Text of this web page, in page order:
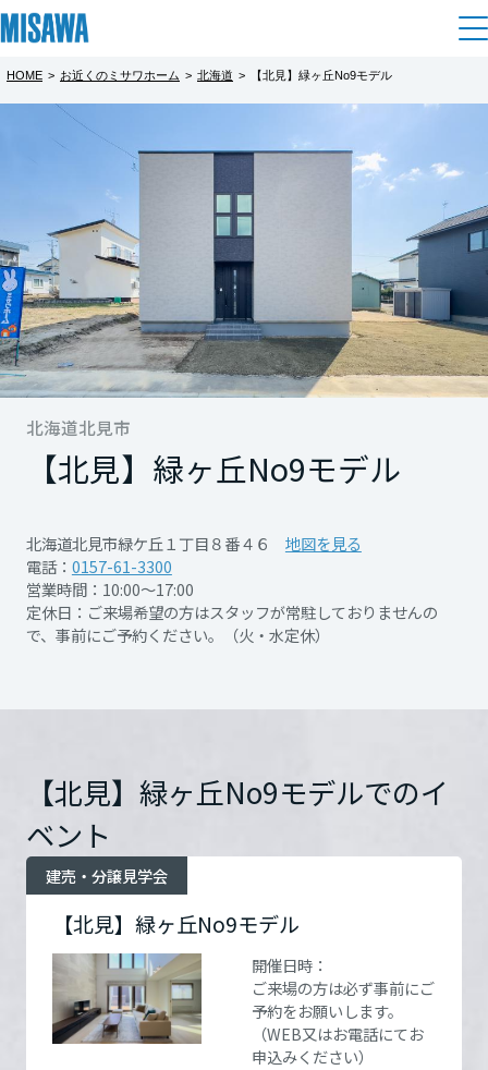
住まい
[注文住宅]
商品ラインアップ
デザイン
テクノロジー（住まいの性能）
建築事例・建築実例
デザイナーズギャラリー
インテリア
買う
分譲マンション検索
[MISAWA RELAY]
住まいの売却
これから住まいをご検討の方
土地活用
個人のお客さま
賃貸住宅
賃貸併用住宅
店舗・各種施設
土地活用モデルルーム見学
法人のお客さま
企業不動産活用（CRE）戦略
これから土地活用・賃貸経営をご検討の方
土地活用の基礎から長期安定経営を目指すオーナー様まで、賃貸経営
に役立つ多彩な情報を幅広くお届けします。
ホームラウンジ 土地活用・賃貸経営
リフォーム
戸建て・マンション
ミサワリフォームとは
リフォームの流れ
リフォームメニュー
事業用
ホテル・旅館リフォーム
リフォーム営業所
これからリフォームをご検討の方
実例動画や基礎知識、収納の工夫など、理想の住まいを叶えるリフォ
ームの具体策とアイデアを豊富にご用意しています。
ホームラウンジ リフォーム
まちづくり
複合開発・投資開発
複合開発事業（ASMACI-アスマチ-）
分譲マンション開発事業
収益不動産・投資開発事業
建築再生事業
事業用売買
事業用地・事業用建物
分譲用地
すべてのフィールドに新しい価値をデザインし、持続可能な未来志向
のまちづくりを実現していきます。
ミサワゼネラルソリューション
オーナーサポート
サポートメニュー
保証制度
アフターメンテナンス
お客様センター
ミサワホームオーナーさま・リフォーム工事ご契約者さまとミサワホ
ームを結ぶコミュニケーションサイト。お得・便利・安心なコンテン
ツや、ミサワホームからの大切なお知らせなど配信しています。
ミサワオーナーズクラブ
企業・IR情報
ニュース
MISAWAについて
SDGs
環境活動
採用情報
新卒者採用
中途採用
カタログ請求
住まいのご相談
HOME > お近くのミサワホーム > 北海道 > 【北見】緑ヶ丘No9モデル
北海道北見市
【北見】緑ヶ丘No9モデル
北海道北見市緑ケ丘１丁目８番４６
地図を見る
電話： 0157-61-3300
営業時間：10:00～17:00
定休日：ご来場希望の方はスタッフが常駐しておりませんの
で、事前にご予約ください。（火・水定休）
【北見】緑ヶ丘No9モデルでのイ
ベント
【北見】緑ヶ丘No9モデル
建売・分譲見学会
開催日時：
ご来場の方は必ず事前にご
予約をお願いします。
（WEB又はお電話にてお
申込みください）
北海道
東北
青森県
岩手県
宮城県
秋田県
福島県
関東
茨城県
栃木県
【北見】緑ヶ丘No9モデル
明るく開放感のあるリビング空間
開催日時
ご来場の方は必ず事前にご
（WEB又はお電話にてお申
込みください）
お問い合
わせ
電話： 0157-61-3300
定休日：ご来場希望の方は
ださい。（火・水定休）
担当者：北見営業所